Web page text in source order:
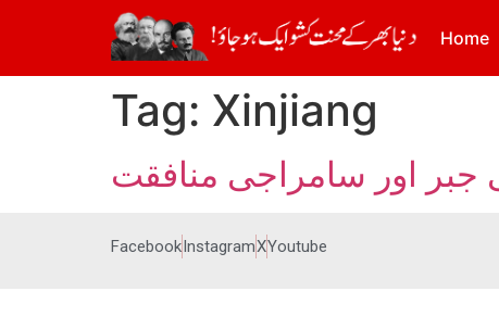
Home
Tag: Xinjiang
جبر اور سامراجی منافقت
FacebookInstagramXYoutube